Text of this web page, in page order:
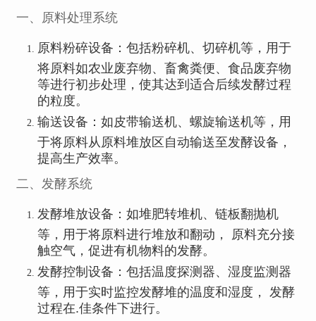
一、原料处理系统
原料粉碎设备：包括粉碎机、切碎机等，用于
将原料如农业废弃物、畜禽粪便、食品废弃物
等进行初步处理，使其达到适合后续发酵过程
的粒度。
输送设备：如皮带输送机、螺旋输送机等，用
于将原料从原料堆放区自动输送至发酵设备，
提高生产效率。
二、发酵系统
发酵堆放设备：如堆肥转堆机、链板翻抛机
等，用于将原料进行堆放和翻动， 原料充分接
触空气，促进有机物料的发酵。
发酵控制设备：包括温度探测器、湿度监测器
等，用于实时监控发酵堆的温度和湿度， 发酵
过程在.佳条件下进行。